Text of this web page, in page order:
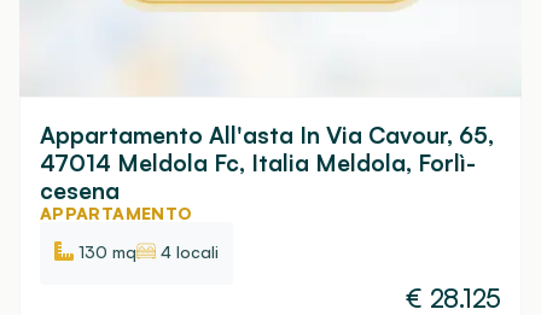
Appartamento All'asta In Via Cavour, 65,
47014 Meldola Fc, Italia Meldola, Forlì-
cesena
APPARTAMENTO
130 mq
4 locali
€ 28.125